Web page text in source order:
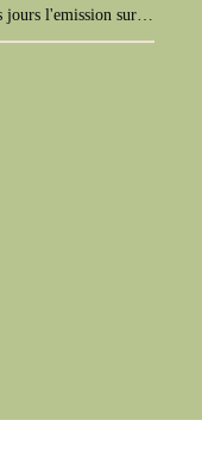
jours l'emission sur